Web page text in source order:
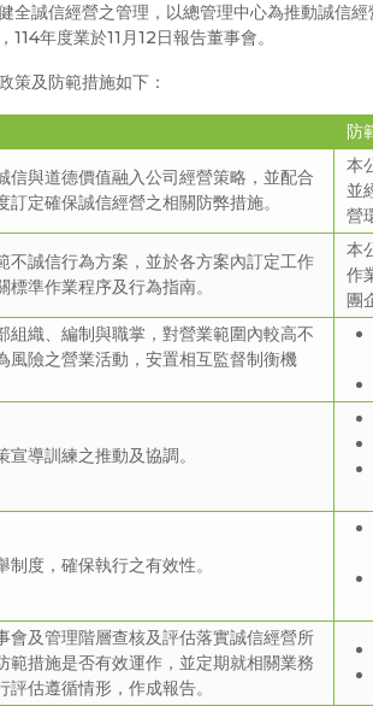
全誠信經營之管理，以總管理中心為推動誠信
114年度業於11月12日報告董事會。
策及防範措施如下：
防
信與道德價值融入公司經營策略，並配合
訂定確保誠信經營之相關防弊措施。
本
並
營
不誠信行為方案，並於各方案內訂定工作
標準作業程序及行為指南。
本
作
團
組織、編制與職掌，對營業範圍內較高不
風險之營業活動，安置相互監督制衡機
宣導訓練之推動及協調。
制度，確保執行之有效性。
會及管理階層查核及評估落實誠信經營所
範措施是否有效運作，並定期就相關業務
評估遵循情形，作成報告。